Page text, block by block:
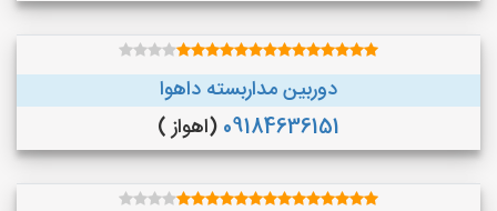
دوربین مداربسته داهوا
09184636151 (اهواز )